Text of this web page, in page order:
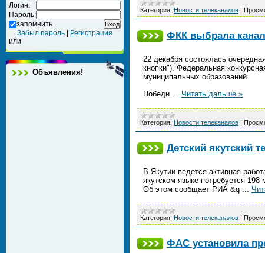
Логин:
Пароль:
запомнить
Забыл пароль
Регистрация
или
Объявления!
Категория: Новости телеканалов |
ФКК выбрала
22 декабря состоялась
кнопки"). Федеральная
муниципальных образований.
Победи ... Читать дальше »
Категория: Новости телеканалов |
Детский якутский
В Якутии ведется активная
якутском языке потребуется
Об этом сообщает РИА &q ...
Категория: Новости телеканалов |
ФАС установила